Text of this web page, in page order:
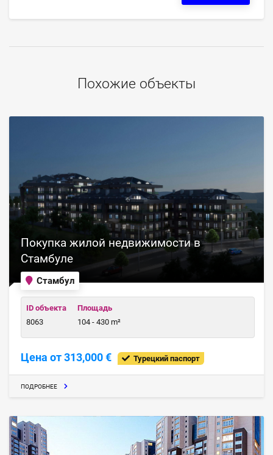
Похожие объекты
Стамбул
Покупка жилой недвижимости в
Стамбуле
ID объекта
8063
Площадь
104 - 430 m²
Цена от 313,000 € Турецкий паспорт
ПОДРОБНЕЕ